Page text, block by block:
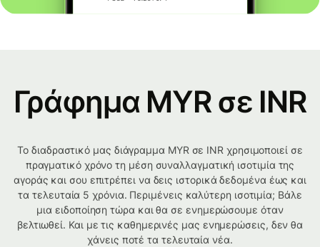
Γράφημα MYR σε INR
Το διαδραστικό μας διάγραμμα MYR σε INR χρησιμοποιεί σε
πραγματικό χρόνο τη μέση συναλλαγματική ισοτιμία της
αγοράς και σου επιτρέπει να δεις ιστορικά δεδομένα έως και
τα τελευταία 5 χρόνια. Περιμένεις καλύτερη ισοτιμία; Βάλε
μια ειδοποίηση τώρα και θα σε ενημερώσουμε όταν
βελτιωθεί. Και με τις καθημερινές μας ενημερώσεις, δεν θα
χάνεις ποτέ τα τελευταία νέα.